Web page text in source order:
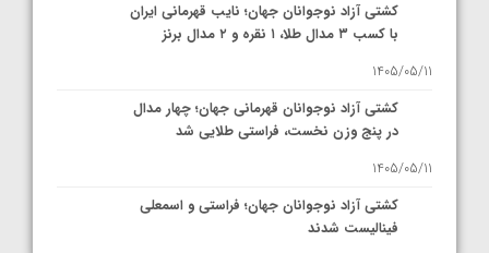
کشتی آزاد نوجوانان جهان؛ نایب قهرمانی ایران
با کسب ۳ مدال طلا، ۱ نقره و ۲ مدال برنز
1405/05/11
کشتی آزاد نوجوانان قهرمانی جهان؛ چهار مدال
در پنج وزن نخست، فراستی طلایی شد
1405/05/11
کشتی آزاد نوجوانان جهان؛ فراستی و اسمعلی
فینالیست شدند